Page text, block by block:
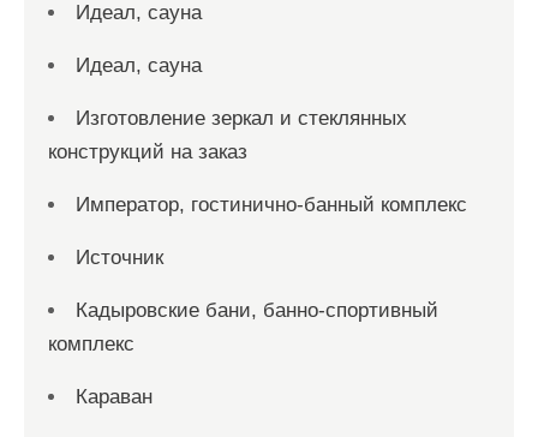
Идеал, сауна
Идеал, сауна
Изготовление зеркал и стеклянных
конструкций на заказ
Император, гостинично-банный комплекс
Источник
Кадыровские бани, банно-спортивный
комплекс
Караван